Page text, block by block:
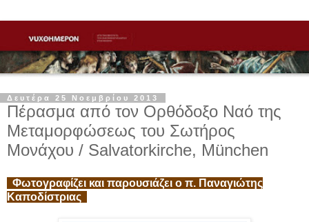
Δευτέρα 25 Νοεμβρίου 2013
Πέρασμα από τον Ορθόδοξο Ναό της
Μεταμορφώσεως του Σωτήρος
Μονάχου / Salvatorkirche, München
Φωτογραφίζει και παρουσιάζει ο π. Παναγιώτης
Καποδίστριας